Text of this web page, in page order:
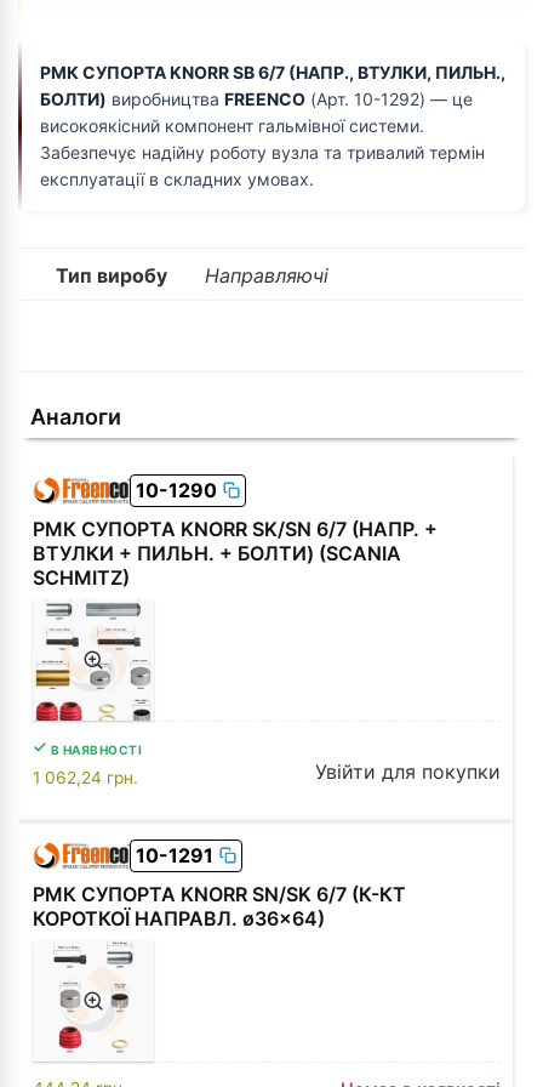
РМК СУПОРТА KNORR SB 6/7 (НАПР., ВТУЛКИ, ПИЛЬН.,
БОЛТИ) виробництва FREENCO (Арт. 10-1292) — це
високоякісний компонент гальмівної системи.
Забезпечує надійну роботу вузла та тривалий термін
експлуатації в складних умовах.
Тип виробу Направляючі
Аналоги
10-1290
РМК СУПОРТА KNORR SK/SN 6/7 (НАПР. +
ВТУЛКИ + ПИЛЬН. + БОЛТИ) (SCANIA
SCHMITZ)
В НАЯВНОСТІ
1 062,24 грн. Увійти для покупки
10-1291
РМК СУПОРТА KNORR SN/SK 6/7 (К-КТ
КОРОТКОЇ НАПРАВЛ. ø36x64)